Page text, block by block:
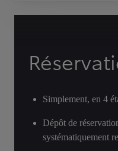
Simplement, en 4
Dépôt de
systématiquement